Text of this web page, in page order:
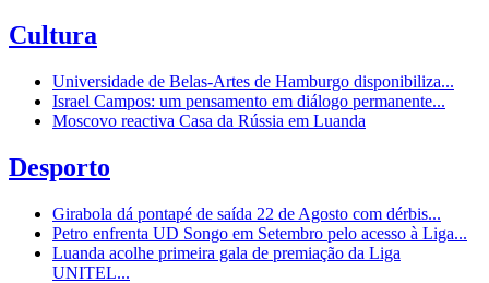
Cultura
Universidade de Belas-Artes de Hamburgo disponibiliza...
Israel Campos: um pensamento em diálogo permanente...
Moscovo reactiva Casa da Rússia em Luanda
Desporto
Girabola dá pontapé de saída 22 de Agosto com dérbis...
Petro enfrenta UD Songo em Setembro pelo acesso à Liga...
Luanda acolhe primeira gala de premiação da Liga
UNITEL...